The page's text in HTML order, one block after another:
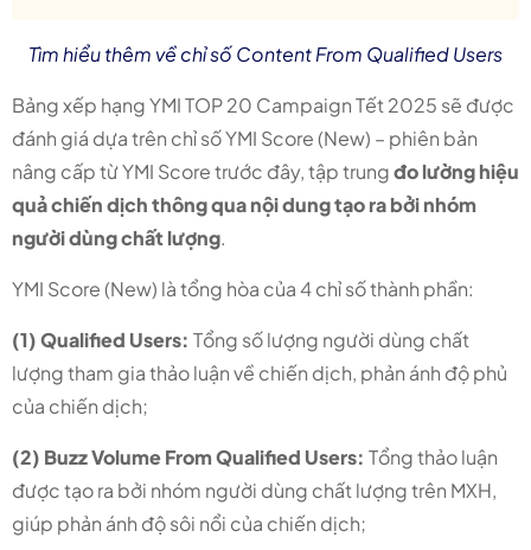
Tìm hiểu thêm về chỉ số Content From Qualified Users
Bảng xếp hạng YMI TOP 20 Campaign Tết 2025 sẽ được
đánh giá dựa trên chỉ số YMI Score (New) – phiên bản
nâng cấp từ YMI Score trước đây, tập trungđo lường hiệu
quả chiến dịch thông qua nội dung tạo ra bởi nhóm
người dùng chất lượng.
YMI Score (New) là tổng hòa của 4 chỉ số thành phần:
(1) Qualified Users: Tổng số lượng người dùng chất
lượng tham gia thảo luận về chiến dịch, phản ánh độ phủ
của chiến dịch;
(2) Buzz Volume From Qualified Users: Tổng thảo luận
được tạo ra bởi nhóm người dùng chất lượng trên MXH,
giúp phản ánh độ sôi nổi của chiến dịch;